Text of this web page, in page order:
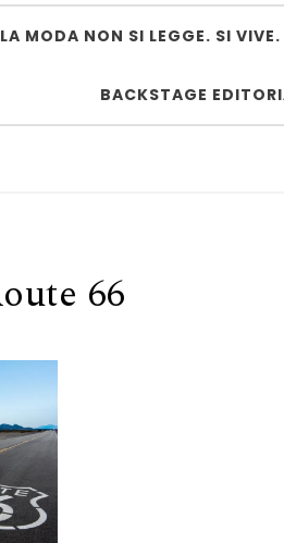
LA MODA NON SI LEGGE. SI
BACKSTAGE
66